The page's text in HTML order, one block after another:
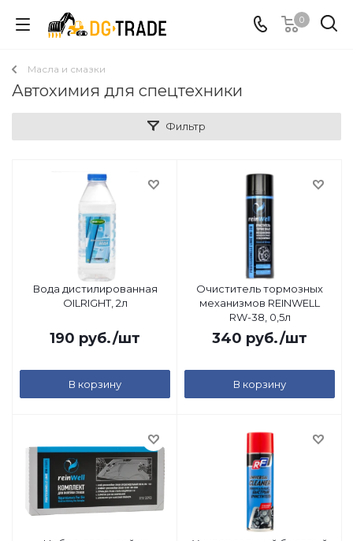
0
Масла и смазки
Автохимия для спецтехники
Фильтр
Вода дистилированная
OILRIGHT, 2л
190 руб./шт
В корзину
Очиститель тормозных
механизмов REINWELL
RW-38, 0,5л
340 руб./шт
В корзину